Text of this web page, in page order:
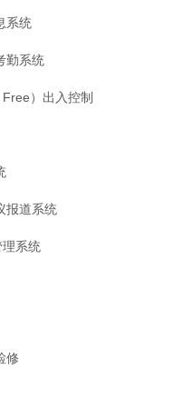
系统
勤系统
）出入控制
报道系统
理系统
修